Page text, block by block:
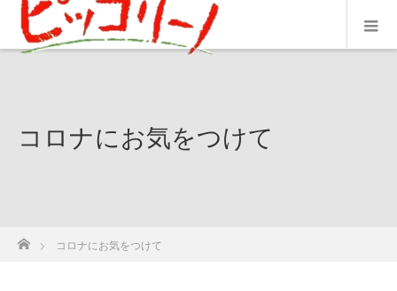
コロナにお気をつけて
コロナにお気をつけて